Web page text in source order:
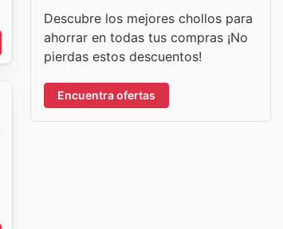
Descubre los mejores chollos para
ahorrar en todas tus compras ¡No
pierdas estos descuentos!
Encuentra ofertas